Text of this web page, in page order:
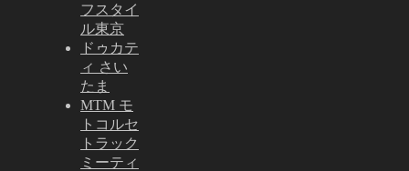
フスタイ
ル東京
ドゥカテ
ィ さい
たま
MTM モ
トコルセ
トラック
ミーティ